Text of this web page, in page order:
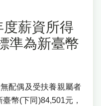
薪資所得
準為新臺幣
配偶及受扶養親屬者
幣(下同)84,501元，